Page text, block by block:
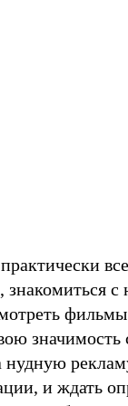
знакомиться с
значимость
нудную
и ждать